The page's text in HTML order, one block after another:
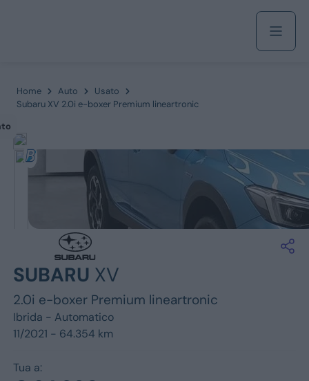
Servizi
Home Auto
Usato
Subaru XV 2.0i e-boxer Premium lineartronic
SUBARU XV
2.0i e-boxer Premium lineartronic
Ibrida - Automatico
11/2021 - 64.354 km
Tua a: